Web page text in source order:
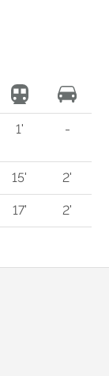
1' -
15' 2'
17' 2'